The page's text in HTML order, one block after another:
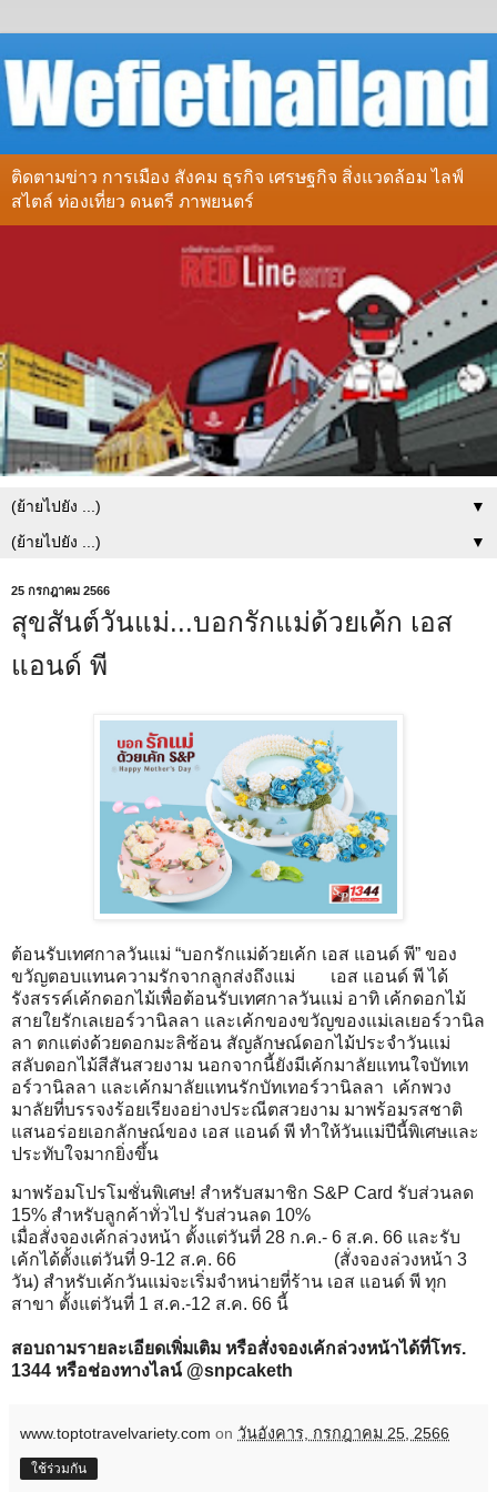
ติดตามข่าว การเมือง สังคม ธุรกิจ เศรษฐกิจ สิ่งแวดล้อม ไลฟ์
สไตล์ ท่องเที่ยว ดนตรี ภาพยนตร์
▼
▼
25 กรกฎาคม 2566
สุขสันต์วันแม่...บอกรักแม่ด้วยเค้ก เอส
แอนด์ พี
ต้อนรับเทศกาลวันแม่ “บอกรักแม่ด้วยเค้ก เอส แอนด์ พี” ของ
ขวัญตอบแทนความรักจากลูกส่งถึงแม่ เอส แอนด์ พี ได้
รังสรรค์เค้กดอกไม้เพื่อต้อนรับเทศกาลวันแม่ อาทิ เค้กดอกไม้
สายใยรักเลเยอร์วานิลลา และเค้กของขวัญของแม่เลเยอร์วานิล
ลา ตกแต่งด้วยดอกมะลิซ้อน สัญลักษณ์ดอกไม้ประจำวันแม่
สลับดอกไม้สีสันสวยงาม นอกจากนี้ยังมีเค้กมาลัยแทนใจบัทเท
อร์วานิลลา และเค้กมาลัยแทนรักบัทเทอร์วานิลลา เค้กพวง
มาลัยที่บรรจงร้อยเรียงอย่างประณีตสวยงาม มาพร้อมรสชาติ
แสนอร่อยเอกลักษณ์ของ เอส แอนด์ พี ทำให้วันแม่ปีนี้พิเศษและ
ประทับใจมากยิ่งขึ้น
มาพร้อมโปรโมชั่นพิเศษ! สำหรับสมาชิก S&P Card รับส่วนลด
15% สำหรับลูกค้าทั่วไป รับส่วนลด 10%
เมื่อสั่งจองเค้กล่วงหน้า ตั้งแต่วันที่ 28 ก.ค.- 6 ส.ค. 66 และรับ
เค้กได้ตั้งแต่วันที่ 9-12 ส.ค. 66 (สั่งจองล่วงหน้า 3
วัน) สำหรับเค้กวันแม่จะเริ่มจำหน่ายที่ร้าน เอส แอนด์ พี ทุก
สาขา ตั้งแต่วันที่ 1 ส.ค.-12 ส.ค. 66 นี้
สอบถามรายละเอียดเพิ่มเติม หรือสั่งจองเค้กล่วงหน้าได้ที่โทร.
1344 หรือช่องทางไลน์ @snpcaketh
www.toptotravelvariety.com on วันอังคาร, กรกฎาคม 25, 2566
ใช้ร่วมกัน